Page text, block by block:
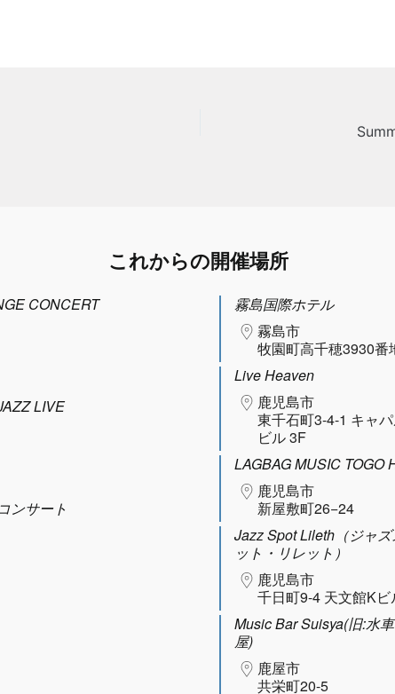
CONCERT
LIVE
ンサート
これからの開催場所
霧島国際ホテル
霧島市
牧園町高千穂3930番
Live Heaven
鹿児島市
東千石町3-4-1 キャ
ビル 3F
LAGBAG MUSIC TOGO
鹿児島市
新屋敷町26−24
Jazz Spot Lileth（ジャ
ット・リレット）
鹿児島市
千日町9-4 天文館Kビ
Music Bar Suisya(旧:水
屋)
鹿屋市
共栄町20-5